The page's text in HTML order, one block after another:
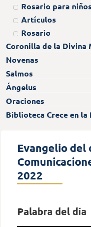
Rosario para niños
Artículos
Rosario
Coronilla de la Divina
Novenas
Salmos
Ángelus
Oraciones
Biblioteca Crece en la
Evangelio del
2022
Palabra del día